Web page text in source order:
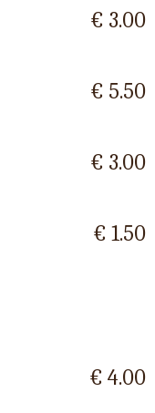
€ 3.00
€ 5.50
€ 3.00
€ 1.50
€ 4.00